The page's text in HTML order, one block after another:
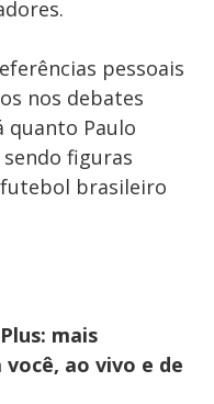
pessoais
nos debates
quanto Paulo
figuras
brasileiro
mais
você, ao vivo e de